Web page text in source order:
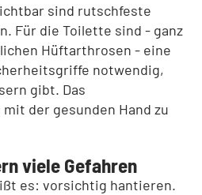
sind rutschfeste
Für die Toilette sind - ganz
Hüftarthrosen - eine
notwendig,
gibt. Das
der gesunden Hand zu
viele Gefahren
es: vorsichtig hantieren.